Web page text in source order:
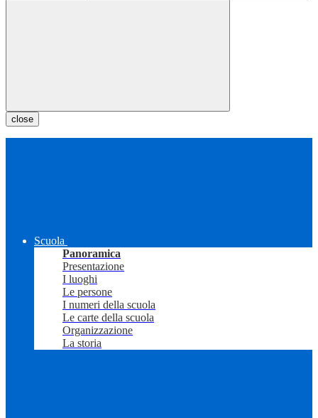
close
Scuola
Panoramica
Presentazione
I luoghi
Le persone
I numeri della scuola
Le carte della scuola
Organizzazione
La storia